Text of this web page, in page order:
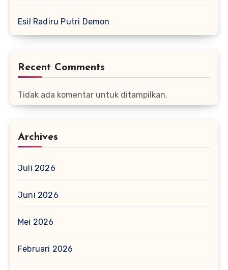
Esil Radiru Putri Demon
Recent Comments
Tidak ada komentar untuk ditampilkan.
Archives
Juli 2026
Juni 2026
Mei 2026
Februari 2026